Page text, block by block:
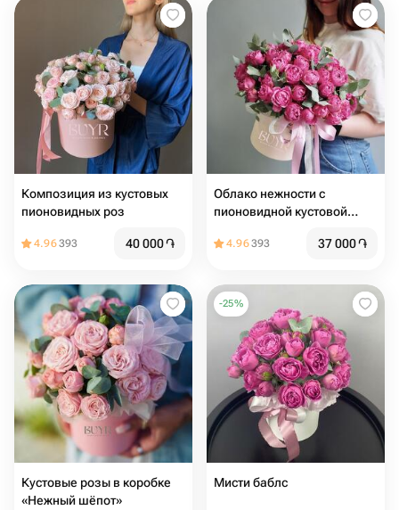
Композиция из кустовых
пионовидных роз
4.96393 40 000֏
Облако нежности с
пионовидной кустовой
4.96393 37 000֏
Кустовые розы в коробке
«Нежный шёпот»
-25%
Мисти баблс